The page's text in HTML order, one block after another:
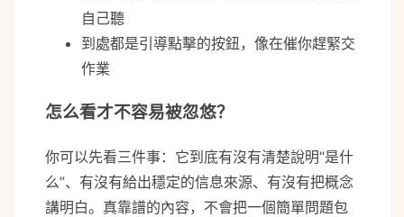
自己聽
到處都是引導點擊的按鈕，像在催你趕緊交
作業
怎么看才不容易被忽悠？
你可以先看三件事：它到底有沒有清楚說明“是什
么”、有沒有給出穩定的信息來源、有沒有把概念
講明白。真靠譜的內容，不會把一個簡單問題包